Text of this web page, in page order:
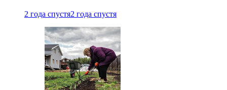
2 года спустя2 года спустя